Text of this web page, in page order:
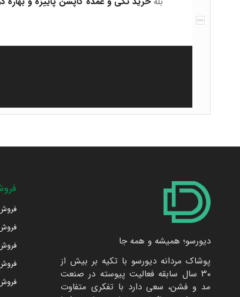
دیورسو؛ همیشه و همه جا
پوشاک مردانه دیورسو با تکیه بر بیش از
۳۰ سال سابقه فعالیت پیوسته در صنعت
مد و فشن، سعی دارد با تفکری متفاوت